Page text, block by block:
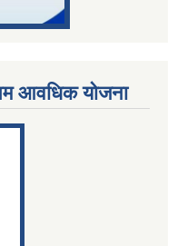
आवधिक योजना